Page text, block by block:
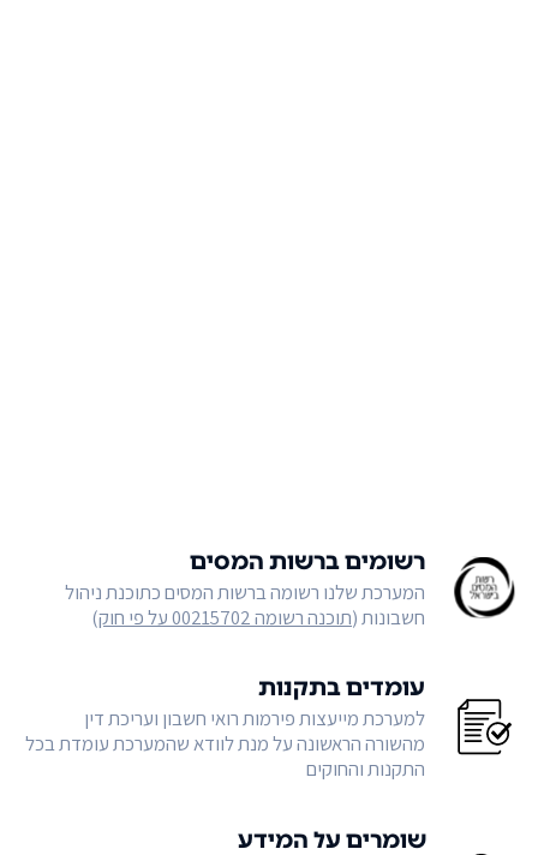
רשומים ברשות המסים
המערכת שלנו רשומה ברשות המסים כתוכנת ניהול
חשבונות (תוכנה רשומה 00215702 על פי חוק )
עומדים בתקנות
למערכת מייעצות פירמות רואי חשבון ועריכת דין
מהשורה הראשונה על מנת לוודא שהמערכת עומדת בכל
התקנות והחוקים
שומרים על המידע